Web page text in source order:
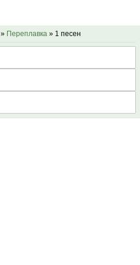
» Переплавка» 1 песен